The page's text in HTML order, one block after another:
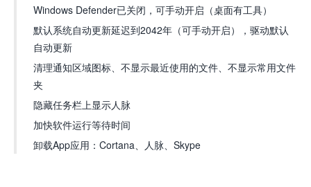
Windows Defender已关闭，可手动开启（桌面有工具）
默认系统自动更新延迟到2042年（可手动开启），驱动默认
自动更新
清理通知区域图标、不显示最近使用的文件、不显示常用文件
夹
隐藏任务栏上显示人脉
加快软件运行等待时间
卸载App应用：Cortana、人脉、Skype